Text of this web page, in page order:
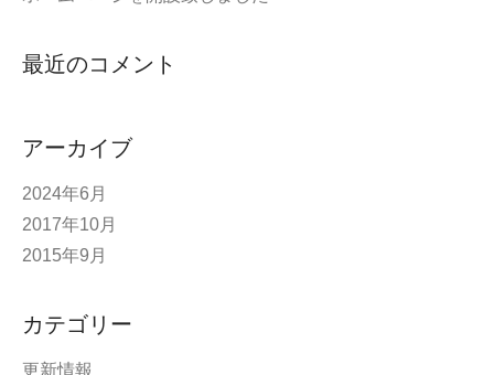
最近のコメント
アーカイブ
2024年6月
2017年10月
2015年9月
カテゴリー
更新情報